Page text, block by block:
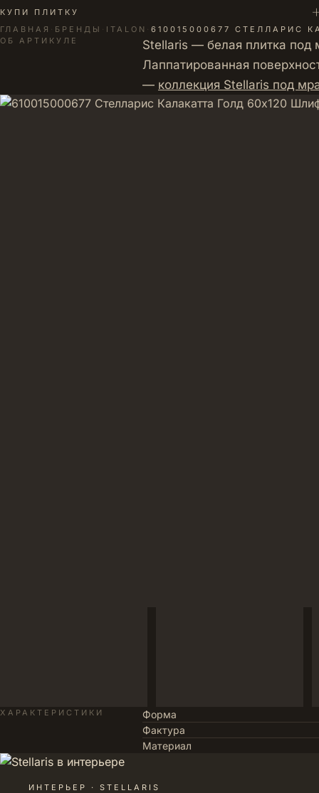
КУПИ ПЛИТКУ
ГЛАВНАЯ · БРЕНДЫ · ITALON · 610015000677 СТЕЛЛАРИС
ОБ АРТИКУЛЕ
Stellaris — белая плитка
Лаппатированная
— коллекция Stellaris под
ХАРАКТЕРИСТИКИ
Форма
Фактура
Материал
ИНТЕРЬЕР · STELLARIS